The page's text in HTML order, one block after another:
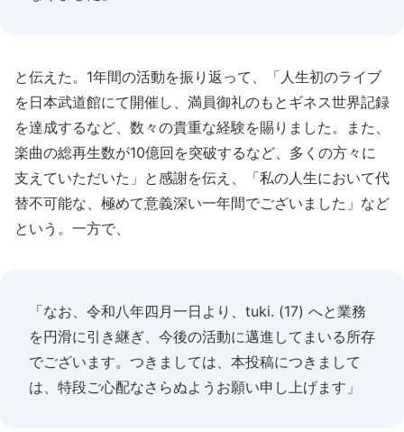
と伝えた。1年間の活動を振り返って、「人生初のライブ
を日本武道館にて開催し、満員御礼のもとギネス世界記録
を達成するなど、数々の貴重な経験を賜りました。また、
楽曲の総再生数が10億回を突破するなど、多くの方々に
支えていただいた」と感謝を伝え、「私の人生において代
替不可能な、極めて意義深い一年間でございました」など
という。一方で、
「なお、令和八年四月一日より、tuki. (17) へと業務
を円滑に引き継ぎ、今後の活動に邁進してまいる所存
でございます。つきましては、本投稿につきまして
は、特段ご心配なさらぬようお願い申し上げます」